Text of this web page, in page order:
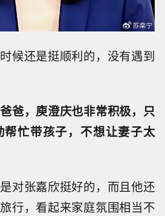
候还是挺顺利的，没有遇到
爸，庾澄庆也非常积极，只
忙带孩子，不想让妻子太
对张嘉欣挺好的，而且他还
行，看起来家庭氛围相当不